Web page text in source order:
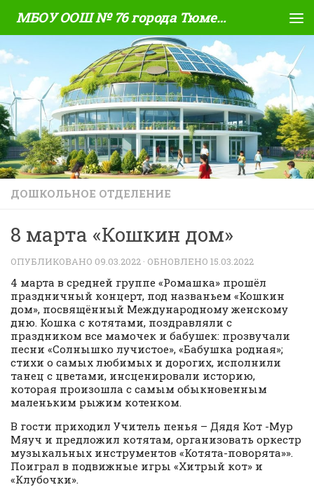
Skip to content МБОУ ООШ № 76 города Тюмени
ДОШКОЛЬНОЕ ОТДЕЛЕНИЕ
8 марта «Кошкин дом»
ОПУБЛИКОВАНО 09.03.2022 · ОБНОВЛЕНО 15.03.2022
4 марта в средней группе «Ромашка» прошёл
праздничный концерт, под названьем «Кошкин
дом», посвящённый Международному женскому
дню. Кошка с котятами, поздравляли с
праздником все мамочек и бабушек: прозвучали
песни «Солнышко лучистое», «Бабушка родная»;
стихи о самых любимых и дорогих, исполнили
танец с цветами, инсценировали историю,
которая произошла с самым обыкновенным
маленьким рыжим котенком.
В гости приходил Учитель пенья – Дядя Кот -Мур
Мяуч и предложил котятам, организовать оркестр
музыкальных инструментов «Котята-поворята»».
Поиграл в подвижные игры «Хитрый кот» и
«Клубочки».